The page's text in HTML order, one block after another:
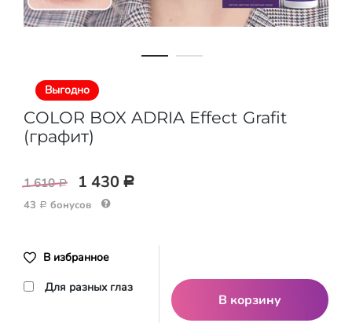
Выгодно
COLOR BOX ADRIA Effect Grafit
(графит)
1 610 Р 1 430 Р
43 Р бонусов
В избранное
Для разных глаз
В корзину